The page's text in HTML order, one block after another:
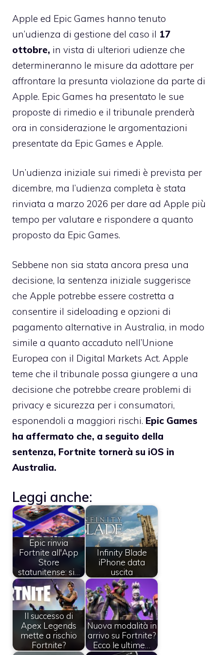
Apple ed Epic Games hanno tenuto
un’udienza di gestione del caso il 17
ottobre, in vista di ulteriori udienze che
determineranno le misure da adottare per
affrontare la presunta violazione da parte di
Apple. Epic Games ha presentato le sue
proposte di rimedio e il tribunale prenderà
ora in considerazione le argomentazioni
presentate da Epic Games e Apple.
Un’udienza iniziale sui rimedi è prevista per
dicembre, ma l’udienza completa è stata
rinviata a marzo 2026 per dare ad Apple più
tempo per valutare e rispondere a quanto
proposto da Epic Games.
Sebbene non sia stata ancora presa una
decisione, la sentenza iniziale suggerisce
che Apple potrebbe essere costretta a
consentire il sideloading e opzioni di
pagamento alternative in Australia, in modo
simile a quanto accaduto nell’Unione
Europea con il Digital Markets Act. Apple
teme che il tribunale possa giungere a una
decisione che potrebbe creare problemi di
privacy e sicurezza per i consumatori,
esponendoli a maggiori rischi. Epic Games
ha affermato che, a seguito della
sentenza, Fortnite tornerà su iOS in
Australia.
Leggi anche:
Epic rinvia
Fortnite all'App
Store
statunitense: si…
Infinity Blade
iPhone data
uscita
Il successo di
Apex Legends
mette a rischio
Fortnite?
Nuova modalità in
arrivo su Fortnite?
Ecco le ultime…